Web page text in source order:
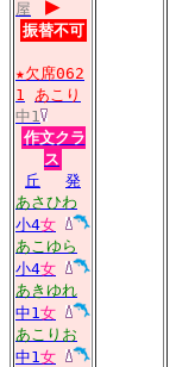
屋
振替不可
★欠席062
1
あこり
中1
作文クラ
ス
丘
発
あさひわ
小4女
あこゆら
小4女
あきゆれ
中1 女
あこりお
中1 女